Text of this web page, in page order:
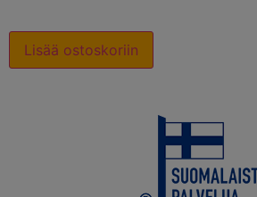
Lisää ostoskoriin